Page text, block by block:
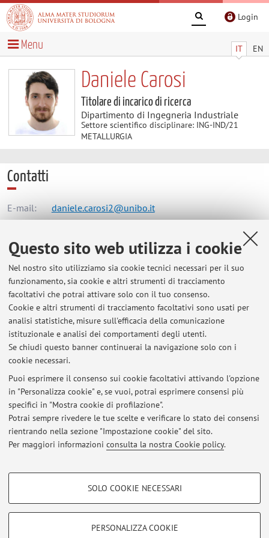
Questo sito web utilizza i cookie
Nel nostro sito utilizziamo sia cookie tecnici necessari per il suo
funzionamento, sia cookie e altri strumenti di tracciamento
facoltativi che potrai attivare solo con il tuo consenso.
Cookie e altri strumenti di tracciamento facoltativi sono usati per
analisi statistiche, misure sull'efficacia della comunicazione
istituzionale e analisi dei comportamenti degli utenti.
Se chiudi questo banner continuerai la navigazione solo con i
cookie necessari.
Puoi esprimere il consenso sui cookie facoltativi attivando l'opzione
in "Personalizza cookie" e, se vuoi, potrai esprimere consensi più
specifici in "Mostra cookie di profilazione".
Potrai sempre rivedere le tue scelte e verificare lo stato dei consensi
rientrando nella sezione "Impostazione cookie" del sito.
Per maggiori informazioni consulta la nostra Cookie policy.
COOKIE DI PROFILAZIONE - FACOLTATIVI
SOLO COOKIE NECESSARI
PERSONALIZZA COOKIE
Login
IT EN
Menu
Daniele Carosi
Titolare di incarico di ricerca
Dipartimento di Ingegneria Industriale
Settore scientifico disciplinare: ING-IND/21
METALLURGIA
Contatti
E-mail: daniele.carosi2@unibo.it
Dipartimento di Ingegneria Industriale
Viale Risorgimento 2, Bologna -Vai alla mappa
Risorse in rete
ORCID
Ultimi avvisi
Al momento non sono presenti avvisi.
Area riservata
Accedi tramiteloginper gestire tutti i contenuti del sito.